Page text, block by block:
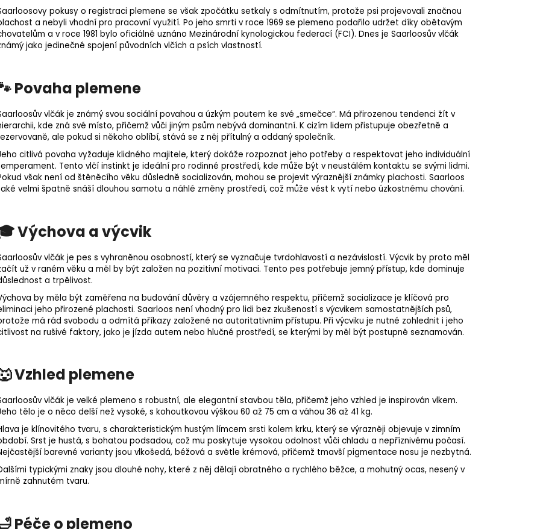
pokusy o registraci plemene se však zpočátku setkaly s odmítnutím, protože psi projevovali značnou
a nebyli vhodní pro pracovní využití. Po jeho smrti v roce 1969 se plemeno podařilo udržet díky obětavým
a v roce 1981 bylo oficiálně uznáno Mezinárodní kynologickou federací (FCI). Dnes je Saarloosův vlčák
jako jedinečné spojení původních vlčích a psích vlastností.
Povaha plemene
vlčák je známý svou sociální povahou a úzkým poutem ke své „smečce“. Má přirozenou tendenci žít v
kde zná své místo, přičemž vůči jiným psům nebývá dominantní. K cizím lidem přistupuje obezřetně a
ale pokud si někoho oblíbí, stává se z něj přítulný a oddaný společník.
citlivá povaha vyžaduje klidného majitele, který dokáže rozpoznat jeho potřeby a respektovat jeho individuální
Tento vlčí instinkt je ideální pro rodinné prostředí, kde může být v neustálém kontaktu se svými lidmi.
však není od štěněcího věku důsledně socializován, mohou se projevit výraznější známky plachosti. Saarloos
velmi špatně snáší dlouhou samotu a náhlé změny prostředí, což může vést k vytí nebo úzkostnému chování.
Výchova a výcvik
vlčák je pes s vyhraněnou osobností, který se vyznačuje tvrdohlavostí a nezávislostí. Výcvik by proto měl
už v raném věku a měl by být založen na pozitivní motivaci. Tento pes potřebuje jemný přístup, kde dominuje
a trpělivost.
by měla být zaměřena na budování důvěry a vzájemného respektu, přičemž socializace je klíčová pro
jeho přirozené plachosti. Saarloos není vhodný pro lidi bez zkušeností s výcvikem samostatnějších psů,
má rád svobodu a odmítá příkazy založené na autoritativním přístupu. Při výcviku je nutné zohlednit i jeho
na rušivé faktory, jako je jízda autem nebo hlučné prostředí, se kterými by měl být postupně seznamován.
Vzhled plemene
vlčák je velké plemeno s robustní, ale elegantní stavbou těla, přičemž jeho vzhled je inspirován vlkem.
tělo je o něco delší než vysoké, s kohoutkovou výškou 60 až 75 cm a váhou 36 až 41 kg.
je klínovitého tvaru, s charakteristickým hustým límcem srsti kolem krku, který se výrazněji objevuje v zimním
Srst je hustá, s bohatou podsadou, což mu poskytuje vysokou odolnost vůči chladu a nepříznivému počasí.
barevné varianty jsou vlkošedá, béžová a světle krémová, přičemž tmavší pigmentace nosu je nezbytná.
typickými znaky jsou dlouhé nohy, které z něj dělají obratného a rychlého běžce, a mohutný ocas, nesený v
zahnutém tvaru.
Péče o plemeno